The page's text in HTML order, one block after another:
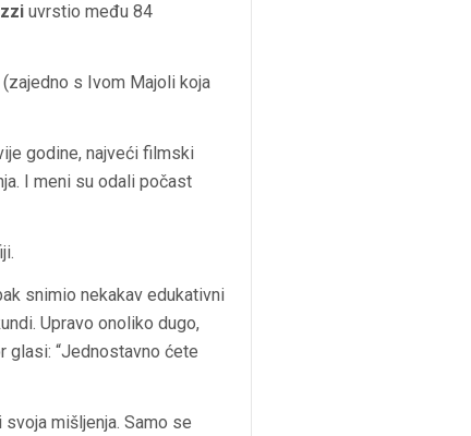
uvrstio među 84
s Ivom Majoli koja
godine, najveći filmski
I meni su odali počast
snimio nekakav edukativni
Upravo onoliko dugo,
glasi: “Jednostavno ćete
mišljenja. Samo se